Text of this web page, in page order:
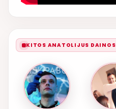
KITOS ANATOLIJUS DAINOS